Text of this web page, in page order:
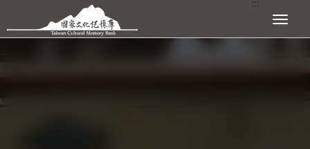
跳到主要內容區塊 展開選單
:::